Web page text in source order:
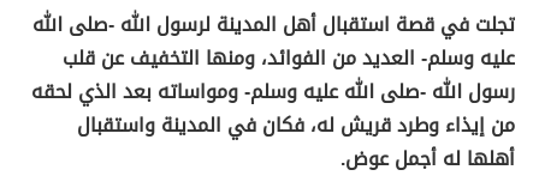
تجلت في قصة استقبال أهل المدينة لرسول الله -صلى الله
عليه وسلم- العديد من الفوائد، ومنها التخفيف عن قلب
رسول الله -صلى الله عليه وسلم- ومواساته بعد الذي لحقه
من إيذاء وطرد قريش له، فكان في المدينة واستقبال
أهلها له أجمل عوض.